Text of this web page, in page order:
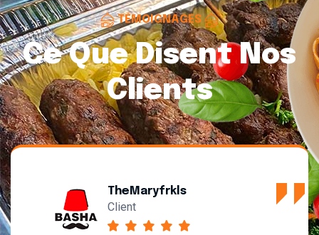
TÉMOIGNAGES
Ce Que Disent Nos
Clients
JP Laf
Client